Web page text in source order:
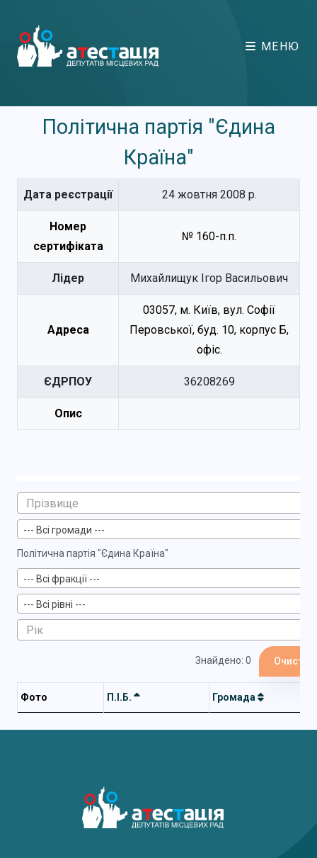
МЕНЮ
Політична партія "Єдина
Країна"
Дата реєстрації 24 жовтня 2008 р.
Номер
сертифіката
№ 160-п.п.
Лідер Михайлищук Ігор Васильович
Адреса
03057, м. Київ, вул. Софії
Перовської, буд. 10, корпус Б,
офіс.
ЄДРПОУ 36208269
Опис
--- Всі громади ---
Політична партія "Єдина Країна"
--- Всі фракції ---
--- Всі рівні ---
Знайдено: 0
Фото П.І.Б. Громада